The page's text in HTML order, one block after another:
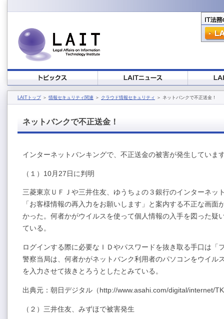
LAITトップ＞ 情報セキュリティ関連 ＞ クラウド情報セキュリティ ＞ ネットバンクで不正送金！
ネットバンクで不正送金！
インターネットバンキングで、不正送金の被害が発生していま
（１）10月27日に判明
三菱東京ＵＦＪや三井住友、ゆうちょの３銀行のインターネッ
「お客様情報の再入力をお願いします」と案内する不正な画面
かった。何者かがウイルスを使って個人情報の入手を図った疑
ている。
ログインする際に必要なＩＤやパスワードを抜き取る手口は「
警察当局は、何者かがネットバンク利用者のパソコンをウイル
を入力させて抜きとろうとしたとみている。
出典元：朝日デジタル（http://www.asahi.com/digital/internet/
（２）三井住友、みずほで被害発生